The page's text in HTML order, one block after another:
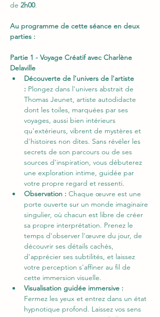
de 2h00.
Au programme de cette séance en deux
parties :
Partie 1 - Voyage Créatif avec Charlène
Delaville
Découverte de l’univers de l'artiste
: Plongez dans l'univers abstrait de
Thomas Jeunet, artiste autodidacte
dont les toiles, marquées par ses
voyages, aussi bien intérieurs
qu'extérieurs, vibrent de mystères et
d'histoires non dites. Sans révéler les
secrets de son parcours ou de ses
sources d'inspiration, vous débuterez
une exploration intime, guidée par
votre propre regard et ressenti.
Observation : Chaque œuvre est une
porte ouverte sur un monde imaginaire
singulier, où chacun est libre de créer
sa propre interprétation. Prenez le
temps d'observer l'œuvre du jour, de
découvrir ses détails cachés,
d'apprécier ses subtilités, et laissez
votre perception s'affiner au fil de
cette immersion visuelle.
Visualisation guidée immersive :
Fermez les yeux et entrez dans un état
hypnotique profond. Laissez vos sens